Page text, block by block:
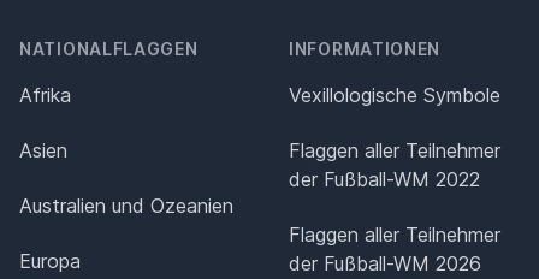
NATIONALFLAGGEN
Afrika
Asien
Australien und Ozeanien
Europa
INFORMATIONEN
Vexillologische Symbole
Flaggen aller Teilnehmer
der Fußball-WM 2022
Flaggen aller Teilnehmer
der Fußball-WM 2026